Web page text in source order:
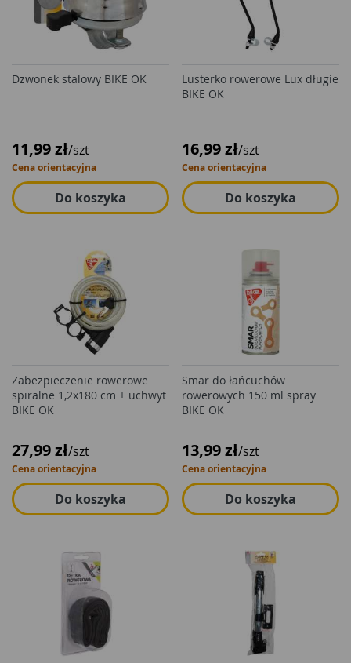
Dzwonek stalowy BIKE OK
11,99 zł/szt
Cena orientacyjna
Do koszyka
Lusterko rowerowe Lux długie
BIKE OK
16,99 zł/szt
Cena orientacyjna
Do koszyka
Zabezpieczenie rowerowe
spiralne 1,2x180 cm + uchwyt
BIKE OK
27,99 zł/szt
Cena orientacyjna
Do koszyka
Smar do łańcuchów
rowerowych 150 ml spray
BIKE OK
13,99 zł/szt
Cena orientacyjna
Do koszyka